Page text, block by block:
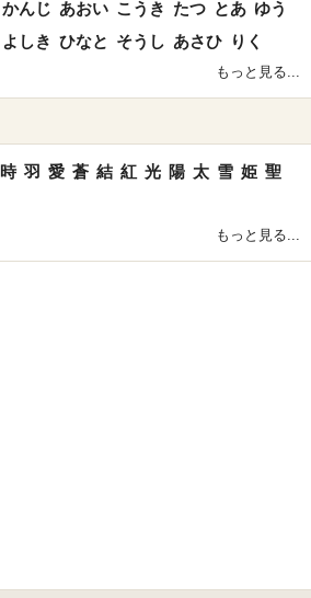
かんじ あおい こうき たつ とあ ゆう
よしき ひなと そうし あさひ りく
もっと見る...
時 羽 愛 蒼 結 紅 光 陽 太 雪 姫 聖
もっと見る...